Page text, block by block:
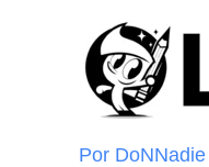
Por DoNNadie